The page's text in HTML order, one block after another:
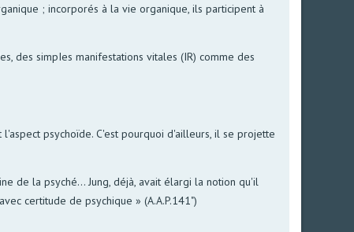
; incorporés à la vie organique, ils participent à
des simpIes manifestations vitales (IR) comme des
psychoïde. C'est pourquoi d'ailleurs, il se projette
de la psyché... Jung, déjà, avait élargi la notion qu'il
certitude de psychique » (A.A.P.141")